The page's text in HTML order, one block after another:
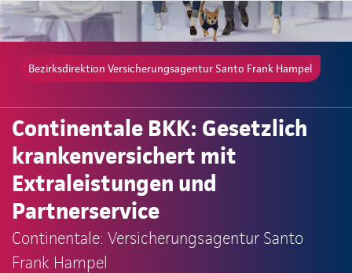
Bezirksdirektion Versicherungsagentur Santo Frank Hampel
Continentale BKK: Gesetzlich
krankenversichert mit
Extraleistungen und
Partnerservice
Continentale: Versicherungsagentur Santo
Frank Hampel